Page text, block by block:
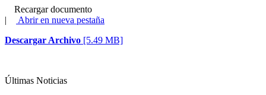
Recargar documento
|
Abrir en nueva pestaña
Descargar Archivo [5.49 MB]
Últimas Noticias